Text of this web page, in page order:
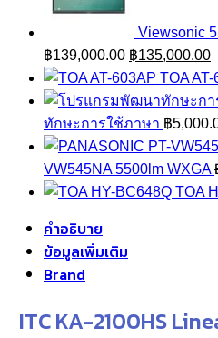
Viewsonic
฿139,000.00 Original
price
was:
฿139,000.00.
฿135,000.00
TOA
ทักษะการใช้ภาษา ฿
VW545NA 5500lm WXGA
TOA
คำอธิบาย
ข้อมูลเพิ่มเติม
Brand
ITC KA-2100HS